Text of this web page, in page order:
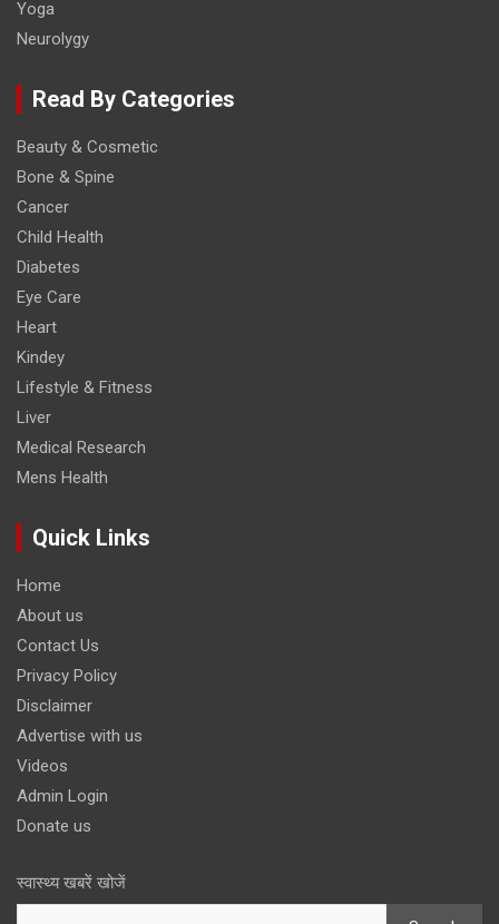
Yoga
Neurolygy
Read By Categories
Beauty & Cosmetic
Bone & Spine
Cancer
Child Health
Diabetes
Eye Care
Heart
Kindey
Lifestyle & Fitness
Liver
Medical Research
Mens Health
Quick Links
Home
About us
Contact Us
Privacy Policy
Disclaimer
Advertise with us
Videos
Admin Login
Donate us
स्वास्थ्य खबरें खोजें